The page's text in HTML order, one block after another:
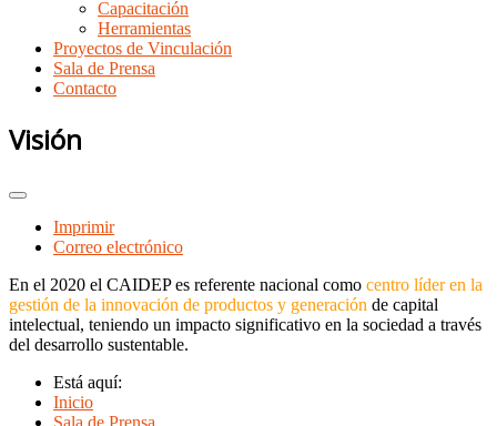
Capacitación
Herramientas
Proyectos de Vinculación
Sala de Prensa
Contacto
Visión
Imprimir
Correo electrónico
En el 2020 el CAIDEP es referente nacional como centro líder en la
gestión de la innovación de productos y generación de capital
intelectual, teniendo un impacto significativo en la sociedad a través
del desarrollo sustentable.
Está aquí:
Inicio
Sala de Prensa